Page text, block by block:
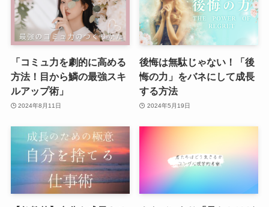
「コミュ力を劇的に高める
方法！目から鱗の最強スキ
ルアップ術」
2024年8月11日
後悔は無駄じゃない！「後
悔の力」をバネにして成長
する方法
2024年5月19日